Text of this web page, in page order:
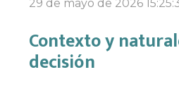
29 de mayo de 2026
Contexto y
decisión